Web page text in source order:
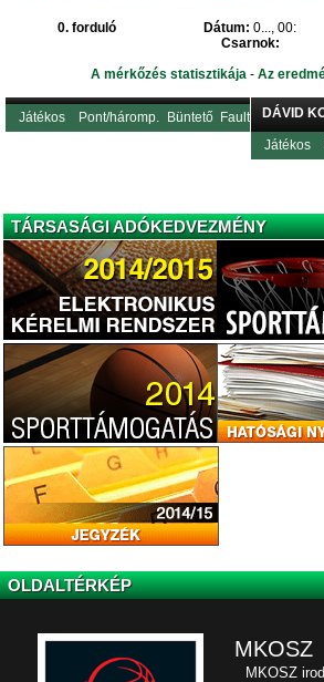
0. forduló Dátum: 0..., 00:
Csarnok:
A mérkőzés statisztikája- Az
Játékos Pont/háromp. Büntető Fault DÁVID
Játékos
TÁRSASÁGI ADÓKEDVEZMÉNY
OLDALTÉRKÉP
MKOSZ
MKOSZ